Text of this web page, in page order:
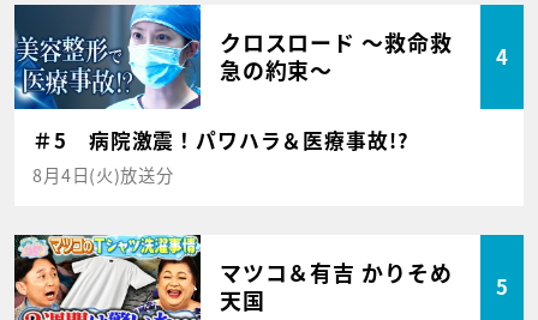
クロスロード ～救命救
急の約束～
4
＃5 病院激震！パワハラ＆医療事故!?
8月4日(火)放送分
マツコ＆有吉 かりそめ
天国
5